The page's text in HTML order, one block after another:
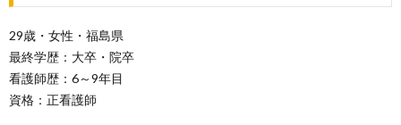
29歳・女性・福島県
最終学歴：大卒・院卒
看護師歴：6～9年目
資格：正看護師